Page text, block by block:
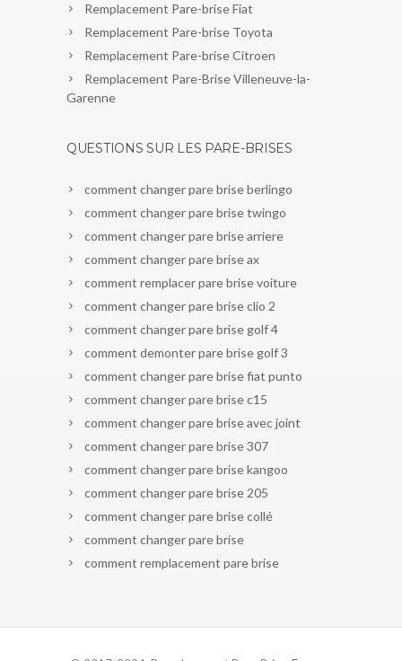
Remplacement Pare-brise Fiat
Remplacement Pare-brise Toyota
Remplacement Pare-brise Citroen
Remplacement Pare-Brise Villeneuve-la-
Garenne
QUESTIONS SUR LES PARE-BRISES
comment changer pare brise berlingo
comment changer pare brise twingo
comment changer pare brise arriere
comment changer pare brise ax
comment remplacer pare brise voiture
comment changer pare brise clio 2
comment changer pare brise golf 4
comment demonter pare brise golf 3
comment changer pare brise fiat punto
comment changer pare brise c15
comment changer pare brise avec joint
comment changer pare brise 307
comment changer pare brise kangoo
comment changer pare brise 205
comment changer pare brise collé
comment changer pare brise
comment remplacement pare brise